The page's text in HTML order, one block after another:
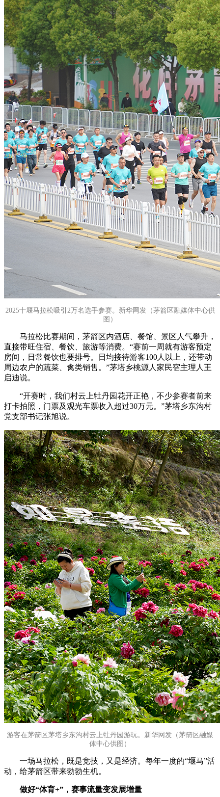
2025十堰马拉松吸引2万名选手参赛。新华网发（茅箭区融媒体中心供
图）
马拉松比赛期间，茅箭区内酒店、餐馆、景区人气攀升，
直接带旺住宿、餐饮、旅游等消费。“赛前一周就有游客预定
房间，日常餐饮也要排号。日均接待游客100人以上，还带动
周边农户的蔬菜、禽类销售。”茅塔乡桃源人家民宿主理人王
启迪说。
“开赛时，我们村云上牡丹园花开正艳，不少参赛者前来
打卡拍照，门票及观光车票收入超过30万元。”茅塔乡东沟村
党支部书记张旭说。
游客在茅箭区茅塔乡东沟村云上牡丹园游玩。新华网发（茅箭区融媒
体中心供图）
一场马拉松，既是竞技，又是经济。每年一度的“堰马”活
动，给茅箭区带来勃勃生机。
做好“体育+”，赛事流量变发展增量